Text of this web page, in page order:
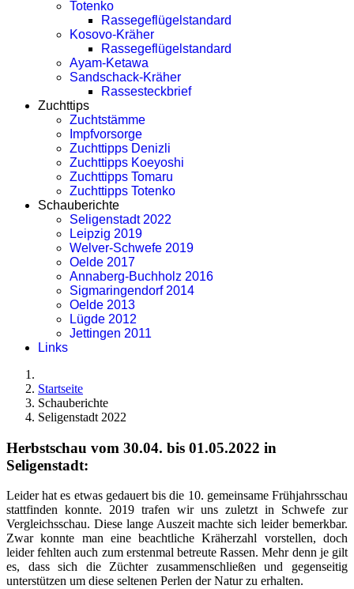
Totenko
Rassegeflügelstandard
Kosovo-Kräher
Rassegeflügelstandard
Ayam-Ketawa
Sandschack-Kräher
Rassesteckbrief
Zuchttips
Zuchtstämme
Impfvorsorge
Zuchttipps Denizli
Zuchttipps Koeyoshi
Zuchttipps Tomaru
Zuchttipps Totenko
Schauberichte
Seligenstadt 2022
Leipzig 2019
Welver-Schwefe 2019
Oelde 2017
Annaberg-Buchholz 2016
Sigmaringendorf 2014
Oelde 2013
Lügde 2012
Jettingen 2011
Links
Startseite
Schauberichte
Seligenstadt 2022
Herbstschau vom 30.04. bis 01.05.2022 in
Seligenstadt:
Leider hat es etwas gedauert bis die 10. gemeinsame Frühjahrsschau
stattfinden konnte. 2019 trafen wir uns zuletzt in Schwefe zur
Vergleichsschau. Diese lange Auszeit machte sich leider bemerkbar.
Zwar konnte man eine beachtliche Kräherzahl vorstellen, doch
leider fehlten auch zum erstenmal betreute Rassen. Mehr denn je gilt
es, dass sich die Züchter zusammenschließen und gegenseitig
unterstützen um diese seltenen Perlen der Natur zu erhalten.